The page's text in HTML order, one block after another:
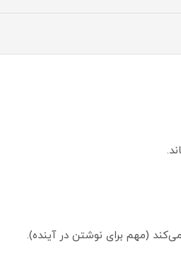
(مهم برای نوشتن در آینده).